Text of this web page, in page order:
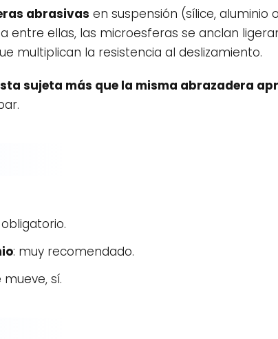
abrasivas en suspensión (sílice, aluminio o
entre ellas, las microesferas se anclan
multiplican la resistencia al deslizamiento.
sujeta más que la misma abrazadera
obligatorio.
: muy recomendado.
mueve, sí.